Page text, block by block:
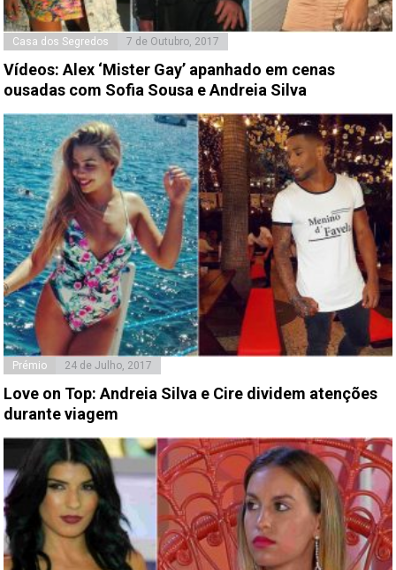
Casa dos Segredos 7 de Outubro, 2017
Vídeos: Alex ‘Mister Gay’ apanhado em cenas
ousadas com Sofia Sousa e Andreia Silva
Prémio 24 de Julho, 2017
Love on Top: Andreia Silva e Cire dividem atenções
durante viagem